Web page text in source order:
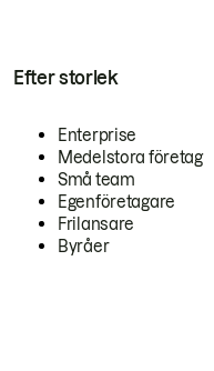
Efter storlek
Enterprise
Medelstora företag
Små team
Egenföretagare
Frilansare
Byråer